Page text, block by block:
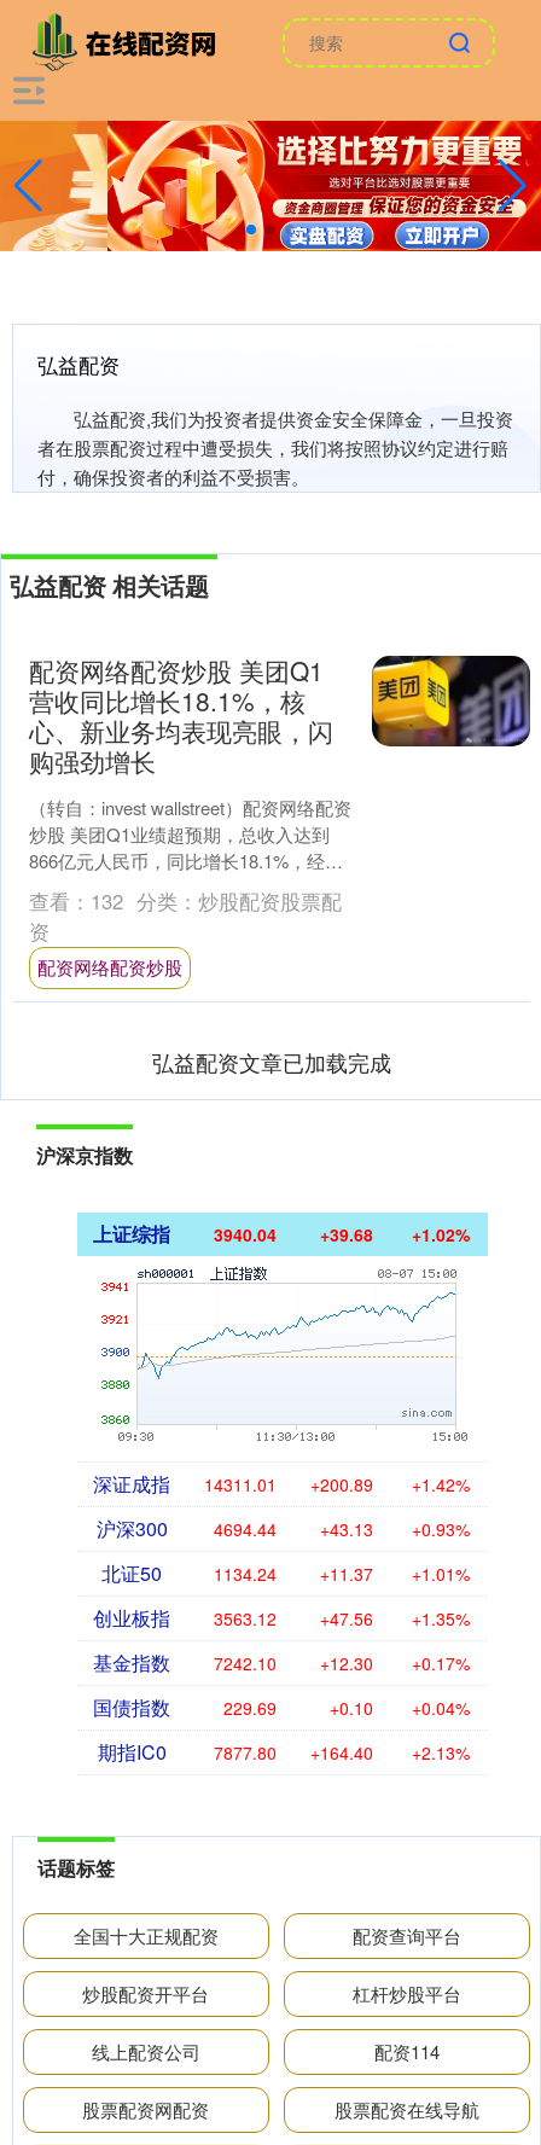
弘益配资
弘益配资,我们为投资者提供资金安全保障金，一旦投资
者在股票配资过程中遭受损失，我们将按照协议约定进行赔
付，确保投资者的利益不受损害。
弘益配资 相关话题
配资网络配资炒股 美团Q1
营收同比增长18.1%，核
心、新业务均表现亮眼，闪
购强劲增长
（转自：invest wallstreet）配资网络配资
炒股 美团Q1业绩超预期，总收入达到
866亿元人民币，同比增长18.1%，经营
溢利同比大幅增长102.8....
查看： 132 分类： 炒股配资股票配
资
配资网络配资炒股
弘益配资文章已加载完成
沪深京指数
上证综指 3940.04 +39.68 +1.02%
深证成指 14311.01 +200.89 +1.42%
沪深300 4694.44 +43.13 +0.93%
北证50 1134.24 +11.37 +1.01%
创业板指 3563.12 +47.56 +1.35%
基金指数 7242.10 +12.30 +0.17%
国债指数 229.69 +0.10 +0.04%
期指IC0 7877.80 +164.40 +2.13%
话题标签
全国十大正规配资 配资查询平台
炒股配资开平台 杠杆炒股平台
线上配资公司 配资114
股票配资网配资 股票配资在线导航